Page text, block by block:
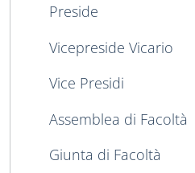
Preside
Vicepreside Vicario
Vice Presidi
Assemblea di Facoltà
Giunta di Facoltà